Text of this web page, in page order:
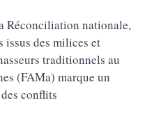
Réconciliation nationale,
issus des milices et
traditionnels au
(FAMa) marque un
conflits